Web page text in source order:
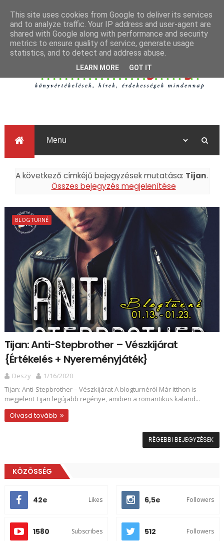
A következő címkéjű bejegyzések mutatása: Tijan.
Összes bejegyzés megjelenítése
BLOGTURNÉ
Tijan: Anti-Stepbrother – Vészkijárat
{Értékelés + Nyereményjáték}
Deszy
1/16/2020
Tijan: Anti-Stepbrother – Vészkijárat A blogturnéról Már itthon is
megjelent Tijan legújabb regénye, amiben a romantikus kaland...
Olvasd tovább
RÉGEBBI BEJEGYZÉSEK
KÖZÖSSÉG
42e Likes 6,5e Followers
1580 Subscribes 512 Followers
This site uses cookies from Google to deliver its services
and to analyze traffic. Your IP address and user-agent are
shared with Google along with performance and security
metrics to ensure quality of service, generate usage
statistics, and to detect and address abuse.
LEARN MORE GOT IT